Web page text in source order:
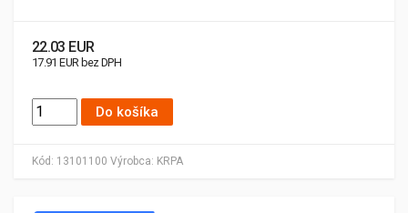
Kód: 13101100 Výrobca: KRPA
22.03 EUR
17.91 EUR bez DPH
Do košíka